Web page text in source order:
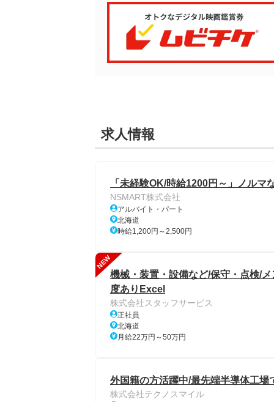
求人情報
「未経験OK/時給1200円～」ノルマ
NSMART株式会社
アルバイト・パート
北海道
時給1,200円～2,500円
NEW
機械・装置・設備など/保守・点検/
度ありExcel
株式会社スタッフサービス
正社員
北海道
月給22万円～50万円
外国籍の方活躍中/最先端半導体工
株式会社テクノスマイル